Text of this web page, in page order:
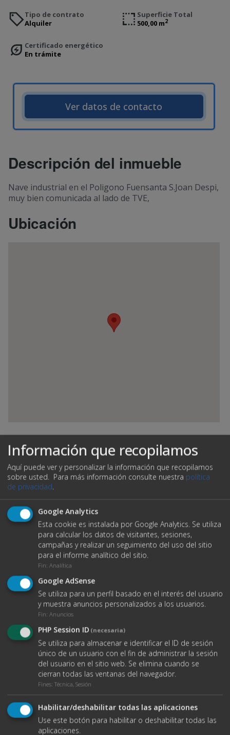
Tipo de contrato
Alquiler
Superficie Total
500,00 m2
Certificado energético
En trámite
Ver datos de contacto
Descripción del inmueble
Nave industrial en el Poligono Fuensanta S.Joan Despi,
muy bien comunicada al lado de TVE,
Ubicación
VER DATOS DE CONTACTO
O ENVÍANOS UN EMAIL
Nombre completo
Teléfono
Email
Tipo de contrato:
Alquiler
Mensaje
Información que recopilamos
Aquí puede ver y personalizar la información que recopilamos
sobre usted. Para más información consulte nuestra política
de privacidad.
Google Analytics
Esta cookie es instalada por Google Analytics. Se utiliza
para calcular los datos de visitantes, sesiones,
campañas y realizar un seguimiento del uso del sitio
para el informe analítico del sitio.
Fin: Analítica
Google AdSense
Se utiliza para un perfil basado en el interés del usuario
y muestra anuncios personalizados a los usuarios.
Fin: Anuncios
PHP Session ID (necesaria)
Se utiliza para almacenar e identificar el ID de sesión
único de un usuario con el fin de administrar la sesión
del usuario en el sitio web. Se elimina cuando se
cierran todas las ventanas del navegador.
Fines: Técnica, Sesión
Habilitar/deshabilitar todas las aplicaciones
Use este botón para habilitar o deshabilitar todas las
aplicaciones.